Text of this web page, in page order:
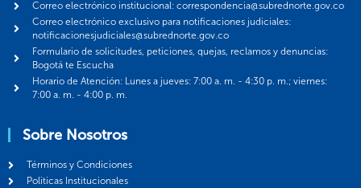
Correo electrónico institucional: correspondencia@subrednorte.gov.co
Correo electrónico exclusivo para notificaciones judiciales:
notificacionesjudiciales@subrednorte.gov.co
Formulario de solicitudes, peticiones, quejas, reclamos y denuncias:
Bogotá te Escucha
Horario de Atención: Lunes a jueves: 7:00 a. m. - 4:30 p. m.; viernes:
7:00 a. m. - 4:00 p. m.
Sobre Nosotros
Términos y Condiciones
Politicas Institucionales